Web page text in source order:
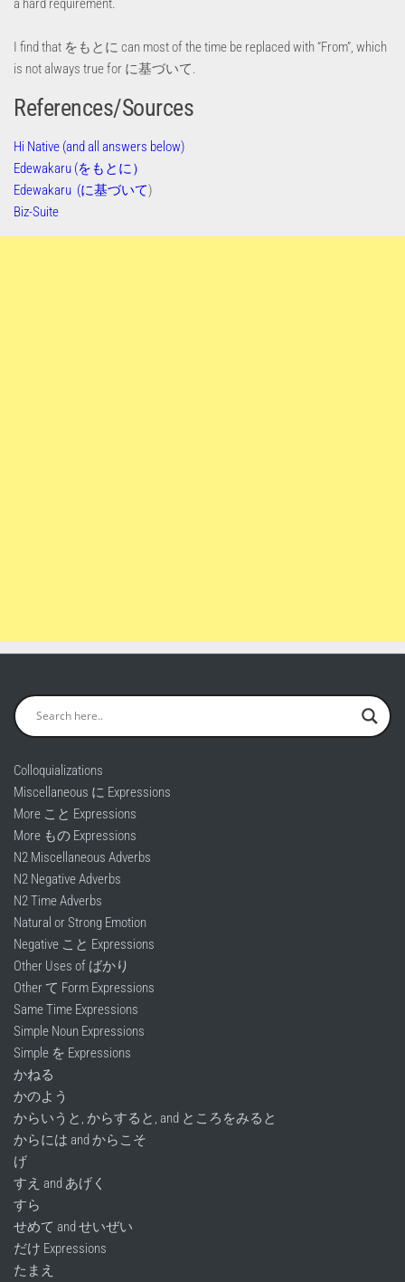
I find that をもとに can most of the time be replaced with “From”, which
is not always true for に基づいて.
References/Sources
Hi Native (and all answers below)
Edewakaru (をもとに）
Edewakaru (に基づいて)
Biz-Suite
Colloquializations
Miscellaneous に Expressions
More こと Expressions
More もの Expressions
N2 Miscellaneous Adverbs
N2 Negative Adverbs
N2 Time Adverbs
Natural or Strong Emotion
Negative こと Expressions
Other Uses of ばかり
Other て Form Expressions
Same Time Expressions
Simple Noun Expressions
Simple を Expressions
かねる
かのよう
からいうと, からすると, and ところをみると
からには and からこそ
げ
すえ and あげく
すら
せめて and せいぜい
だけ Expressions
たまえ